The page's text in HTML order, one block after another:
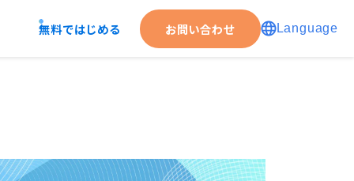
無料ではじめる お問い合わせ Language